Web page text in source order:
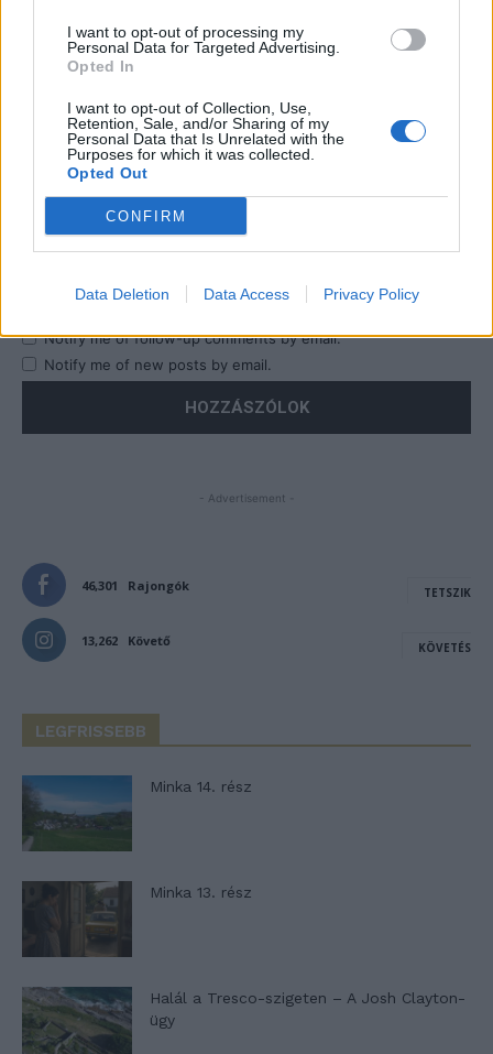
I want to opt-out of processing my
Personal Data for Targeted Advertising.
Opted In
I want to opt-out of Collection, Use,
Retention, Sale, and/or Sharing of my
Personal Data that Is Unrelated with the
Purposes for which it was collected.
Opted Out
CONFIRM
Data Deletion Data Access Privacy Policy
next time I comment.
Notify me of follow-up comments by email.
Notify me of new posts by email.
- Advertisement -
46,301 Rajongók TETSZIK
13,262 Követő KÖVETÉS
LEGFRISSEBB
Minka 14. rész
Minka 13. rész
Halál a Tresco-szigeten – A Josh Clayton-
ügy